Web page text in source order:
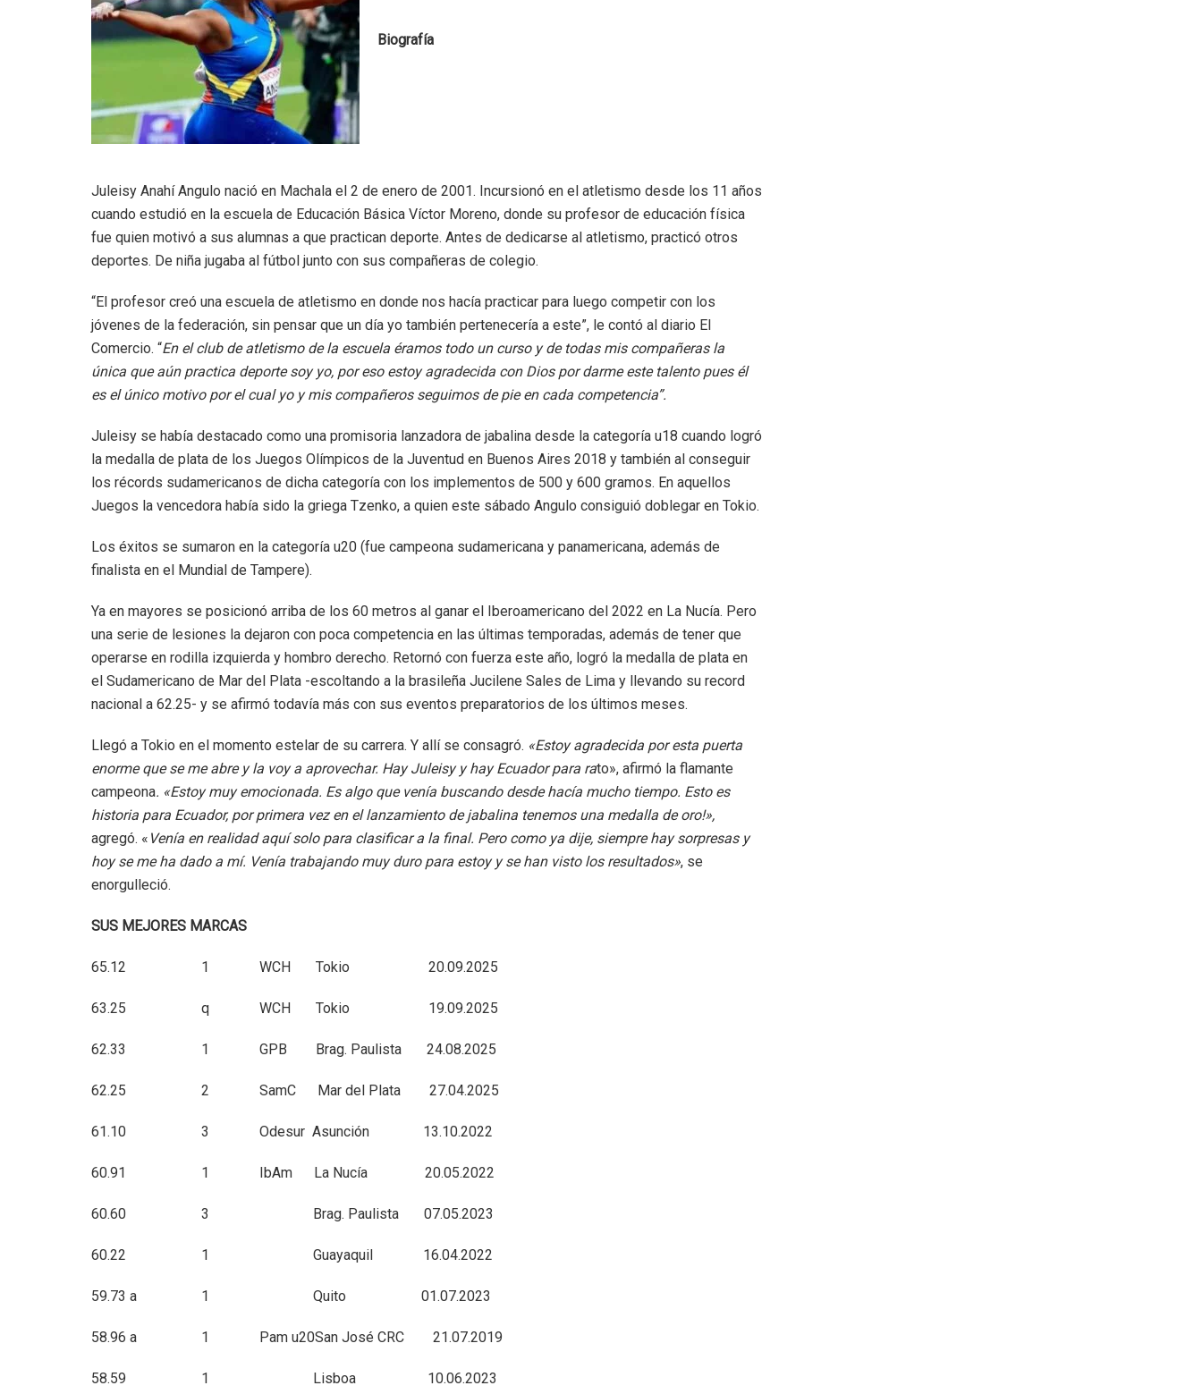
Biografía
Juleisy Anahí Angulo nació en Machala el 2 de enero de 2001. Incursionó en el atletismo desde los 11 años
cuando estudió en la escuela de Educación Básica Víctor Moreno, donde su profesor de educación física
fue quien motivó a sus alumnas a que practican deporte. Antes de dedicarse al atletismo, practicó otros
deportes. De niña jugaba al fútbol junto con sus compañeras de colegio.
“El profesor creó una escuela de atletismo en donde nos hacía practicar para luego competir con los
jóvenes de la federación, sin pensar que un día yo también pertenecería a este”, le contó al diario El
Comercio. “En el club de atletismo de la escuela éramos todo un curso y de todas mis compañeras la
única que aún practica deporte soy yo, por eso estoy agradecida con Dios por darme este talento pues él
es el único motivo por el cual yo y mis compañeros seguimos de pie en cada competencia”.
Juleisy se había destacado como una promisoria lanzadora de jabalina desde la categoría u18 cuando logró
la medalla de plata de los Juegos Olímpicos de la Juventud en Buenos Aires 2018 y también al conseguir
los récords sudamericanos de dicha categoría con los implementos de 500 y 600 gramos. En aquellos
Juegos la vencedora había sido la griega Tzenko, a quien este sábado Angulo consiguió doblegar en Tokio.
Los éxitos se sumaron en la categoría u20 (fue campeona sudamericana y panamericana, además de
finalista en el Mundial de Tampere).
Ya en mayores se posicionó arriba de los 60 metros al ganar el Iberoamericano del 2022 en La Nucía. Pero
una serie de lesiones la dejaron con poca competencia en las últimas temporadas, además de tener que
operarse en rodilla izquierda y hombro derecho. Retornó con fuerza este año, logró la medalla de plata en
el Sudamericano de Mar del Plata -escoltando a la brasileña Jucilene Sales de Lima y llevando su record
nacional a 62.25- y se afirmó todavía más con sus eventos preparatorios de los últimos meses.
Llegó a Tokio en el momento estelar de su carrera. Y allí se consagró. «Estoy agradecida por esta puerta
enorme que se me abre y la voy a aprovechar. Hay Juleisy y hay Ecuador para rato», afirmó la flamante
campeona. «Estoy muy emocionada. Es algo que venía buscando desde hacía mucho tiempo. Esto es
historia para Ecuador, por primera vez en el lanzamiento de jabalina tenemos una medalla de oro!»,
agregó. « Venía en realidad aquí solo para clasificar a la final. Pero como ya dije, siempre hay sorpresas y
hoy se me ha dado a mí. Venía trabajando muy duro para estoy y se han visto los resultados», se
enorgulleció.
SUS MEJORES MARCAS
65.12 1 WCH Tokio 20.09.2025
63.25 q WCH Tokio 19.09.2025
62.33 1 GPB Brag. Paulista 24.08.2025
62.25 2 SamC Mar del Plata 27.04.2025
61.10 3 Odesur Asunción 13.10.2022
60.91 1 IbAm La Nucía 20.05.2022
60.60 3 Brag. Paulista 07.05.2023
60.22 1 Guayaquil 16.04.2022
59.73 a 1 Quito 01.07.2023
58.96 a 1 Pam u20San José CRC 21.07.2019
58.59 1 Lisboa 10.06.2023